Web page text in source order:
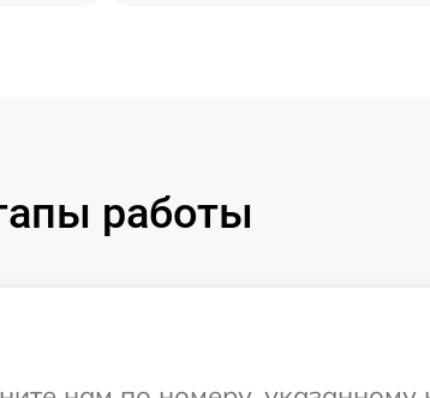
работы